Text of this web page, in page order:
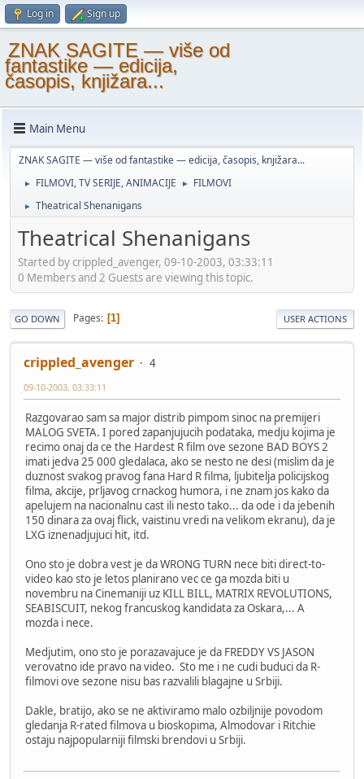
Log in Sign up
ZNAK SAGITE — više od
fantastike — edicija,
časopis, knjižara...
Main Menu
ZNAK SAGITE — više od fantastike — edicija, časopis, knjižara...
► FILMOVI, TV SERIJE, ANIMACIJE ► FILMOVI
► Theatrical Shenanigans
Theatrical Shenanigans
Started by crippled_avenger, 09-10-2003, 03:33:11
0 Members and 2 Guests are viewing this topic.
GO DOWN Pages 1 USER ACTIONS
crippled_avenger 4
09-10-2003, 03:33:11
Razgovarao sam sa major distrib pimpom sinoc na premijeri
MALOG SVETA. I pored zapanjujucih podataka, medju kojima je
recimo onaj da ce the Hardest R film ove sezone BAD BOYS 2
imati jedva 25 000 gledalaca, ako se nesto ne desi (mislim da je
duznost svakog pravog fana Hard R filma, ljubitelja policijskog
filma, akcije, prljavog crnackog humora, i ne znam jos kako da
apelujem na nacionalnu cast ili nesto tako... da ode i da jebenih
150 dinara za ovaj flick, vaistinu vredi na velikom ekranu), da je
LXG iznenadjujuci hit, itd.
Ono sto je dobra vest je da WRONG TURN nece biti direct-to-
video kao sto je letos planirano vec ce ga mozda biti u
novembru na Cinemaniji uz KILL BILL, MATRIX REVOLUTIONS,
SEABISCUIT, nekog francuskog kandidata za Oskara,... A
mozda i nece.
Medjutim, ono sto je porazavajuce je da FREDDY VS JASON
verovatno ide pravo na video. Sto me i ne cudi buduci da R-
filmovi ove sezone nisu bas razvalili blagajne u Srbiji.
Dakle, bratijo, ako se ne aktiviramo malo ozbiljnije povodom
gledanja R-rated filmova u bioskopima, Almodovar i Ritchie
ostaju najpopularniji filmski brendovi u Srbiji.